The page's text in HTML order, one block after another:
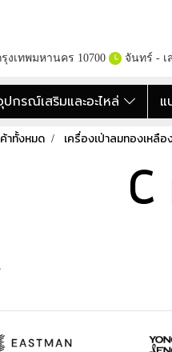
เทพมหานคร 10700 จันทร์ - เ
ปกรณ์เสริมและอะไหล่ แ
าทั้งหมด เครื่องเป่าลมทองเหลื